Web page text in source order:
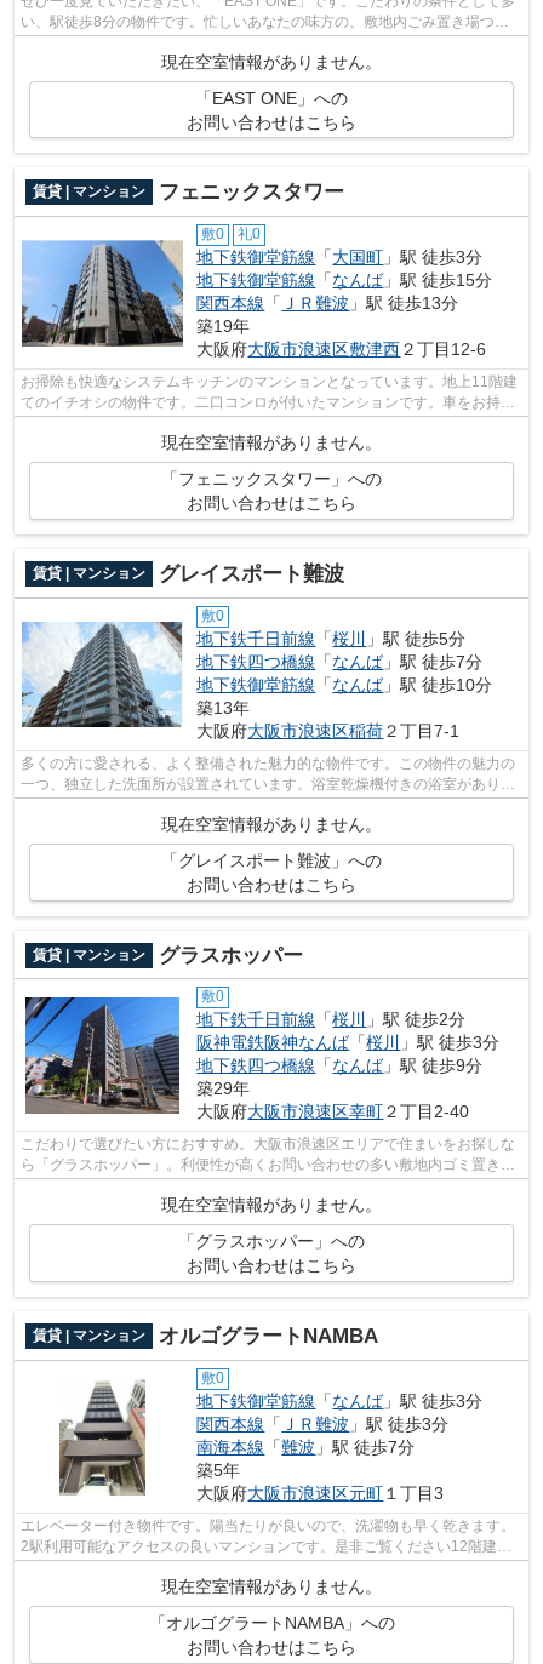
い、駅徒歩8分の物件です。忙しいあなたの味方の、敷地内ごみ置き場つき
の物件です。物件から駐車場までの距離は...
現在空室情報がありません。
「EAST ONE」への
お問い合わせはこちら
賃貸 | マンション フェニックスタワー
敷0 礼0
地下鉄御堂筋線 「大国町 」駅 徒歩3分
地下鉄御堂筋線 「なんば」駅 徒歩15分
関西本線 「 ＪＲ難波 」駅 徒歩13分
築19年
大阪府大阪市浪速区敷津西２丁目12-6
お掃除も快適なシステムキッチンのマンションとなっています。地上11階建
てのイチオシの物件です。二口コンロが付いたマンションです。車をお持ち
現在空室情報がありません。
「フェニックスタワー」への
お問い合わせはこちら
賃貸 | マンション グレイスポート難波
敷0
地下鉄千日前線 「桜川
」駅 徒歩5分
地下鉄四つ橋線 「なんば」駅 徒歩7分
地下鉄御堂筋線 「なんば」駅 徒歩10分
築13年
大阪府大阪市浪速区稲荷２丁目7-1
多くの方に愛される、よく整備された魅力的な物件です。この物件の魅力の
一つ、独立した洗面所が設置されています。浴室乾燥機付きの浴室があり、
湿気による掃除の負担が減ります。住...
現在空室情報がありません。
「グレイスポート難波」への
お問い合わせはこちら
賃貸 | マンション グラスホッパー
敷0
地下鉄千日前線 「桜川
」駅 徒歩2分
阪神電鉄阪神なんば「桜川
」駅 徒歩3分
地下鉄四つ橋線 「なんば」駅 徒歩9分
築29年
大阪府大阪市浪速区幸町２丁目2-40
こだわりで選びたい方におすすめ。大阪市浪速区エリアで住まいをお探しな
ら「グラスホッパー」。利便性が高くお問い合わせの多い敷地内ゴミ置き場
現在空室情報がありません。
「グラスホッパー」への
お問い合わせはこちら
賃貸 | マンション オルゴグラートNAMBA
敷0
地下鉄御堂筋線 「なんば」駅 徒歩3分
関西本線 「 ＪＲ難波 」駅 徒歩3分
南海本線 「難波 」駅 徒歩7分
築5年
大阪府大阪市浪速区元町 １丁目3
エレベーター付き物件です。陽当たりが良いので、洗濯物も早く乾きます。
2駅利用可能なアクセスの良いマンションです。是非ご覧ください12階建て
現在空室情報がありません。
「オルゴグラートNAMBA」への
お問い合わせはこちら